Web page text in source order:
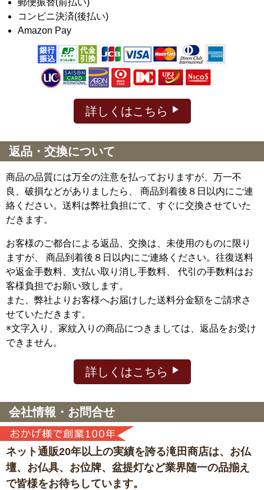
コンビニ決済(後払い)
Amazon Pay
詳しくはこちら
返品・交換について
商品の品質には万全の注意を払っておりますが、万一不
良、破損などがありましたら、 商品到着後８日以内にご連
絡ください。送料は弊社負担にて、すぐに交換させていた
だきます。
お客様のご都合による返品、交換は、未使用のものに限り
ますが、
商品到着後８日以内にご連絡ください。往復送料
や返金手数料、支払い取り消し手数料、 代引の手数料はお
客様負担でお願い致します。
また、弊社よりお客様へお届けした送料分金額をご請求さ
せていただきます。
※文字入り、家紋入りの商品につきましては、返品をお受け
できません。
詳しくはこちら
会社情報・お問合せ
ネット通販20年以上の実績を誇る滝田商店は、 お仏
壇、お仏具、お位牌、盆提灯など業界随一の品揃え
で皆様をお待ちしています。